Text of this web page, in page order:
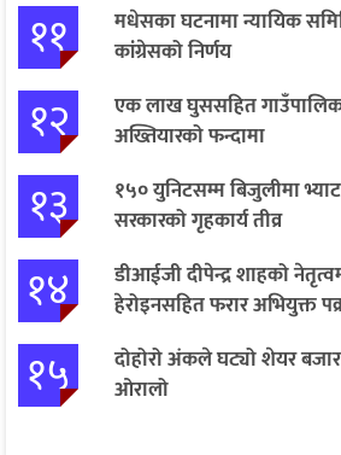
११
मधेसका घटनामा न्यायिक
कांग्रेसको निर्णय
१२
एक लाख घुससहित
अख्तियारको फन्दामा
१३
१५० युनिटसम्म बिजुलीमा
सरकारको गृहकार्य तीव्र
१४
डीआईजी दीपेन्द्र शाहको
हेरोइनसहित फरार अभियुक्त
१५
दोहोरो अंकले घट्यो शेयर
ओरालो